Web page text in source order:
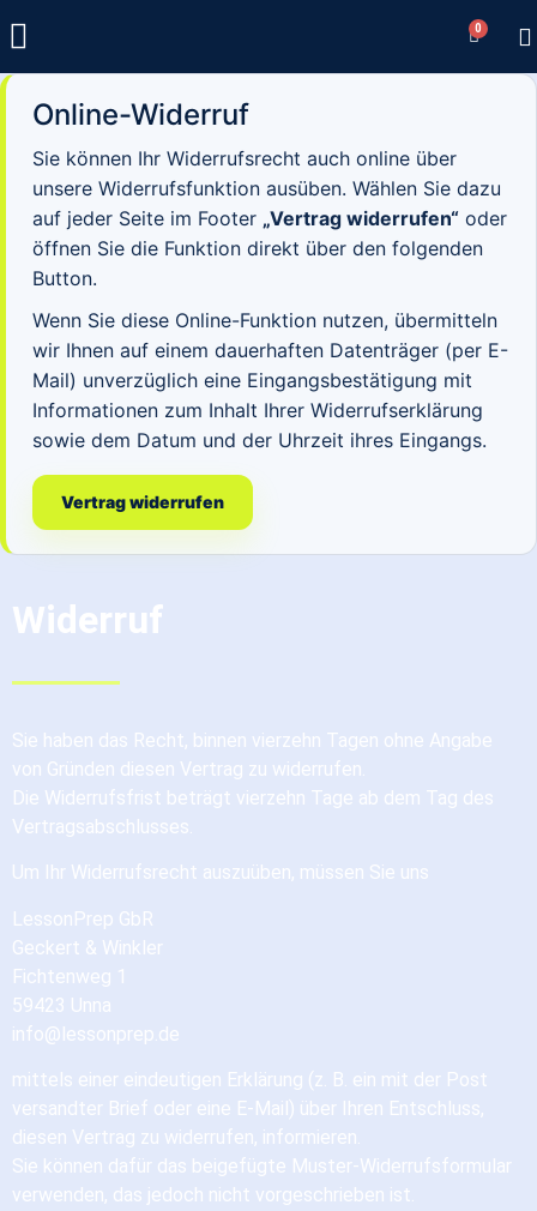
0
Online-Widerruf
Sie können Ihr Widerrufsrecht auch online über
unsere Widerrufsfunktion ausüben. Wählen Sie dazu
auf jeder Seite im Footer „Vertrag widerrufen“ oder
öffnen Sie die Funktion direkt über den folgenden
Button.
Wenn Sie diese Online-Funktion nutzen, übermitteln
wir Ihnen auf einem dauerhaften Datenträger (per E-
Mail) unverzüglich eine Eingangsbestätigung mit
Informationen zum Inhalt Ihrer Widerrufserklärung
sowie dem Datum und der Uhrzeit ihres Eingangs.
Vertrag widerrufen
Widerruf
Sie haben das Recht, binnen vierzehn Tagen ohne Angabe
von Gründen diesen Vertrag zu widerrufen.
Die Widerrufsfrist beträgt vierzehn Tage ab dem Tag des
Vertragsabschlusses.
Um Ihr Widerrufsrecht auszuüben, müssen Sie uns
LessonPrep GbR
Geckert & Winkler
Fichtenweg 1
59423 Unna
info@lessonprep.de
mittels einer eindeutigen Erklärung (z. B. ein mit der Post
versandter Brief oder eine E-Mail) über Ihren Entschluss,
diesen Vertrag zu widerrufen, informieren.
Sie können dafür das beigefügte Muster-Widerrufsformular
verwenden, das jedoch nicht vorgeschrieben ist.